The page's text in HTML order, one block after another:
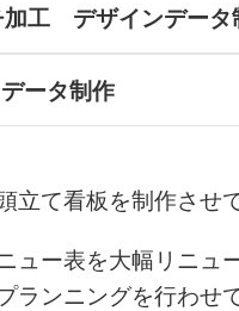
加工 デザインデー
ータ制作
立て看板を制作させ
ュー表を大幅リニュ
ランニングを行わせ